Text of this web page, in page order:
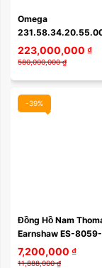
Omega
Seamaster Aqua
150M Master Co-
223,000,000 ₫
580,000,000 ₫
-39%
Xóa
Đồng Hồ Nam
Earnshaw ES-
Chính Hãng
7,200,000 ₫
11,888,000 ₫
Xóa